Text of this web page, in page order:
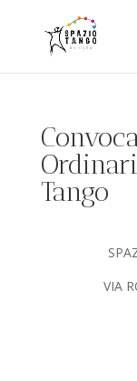
Tango
VIA